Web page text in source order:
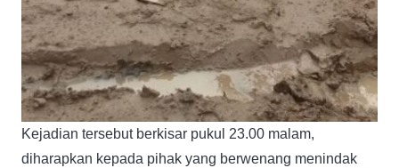
Kejadian tersebut berkisar pukul 23.00 malam,
diharapkan kepada pihak yang berwenang menindak